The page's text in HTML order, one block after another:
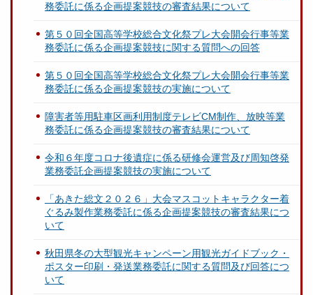
務委託に係る企画提案競技の審査結果について
第５０回全国高等学校総合文化祭プレ大会開会行事等業
務委託に係る企画提案競技に関する質問への回答
第５０回全国高等学校総合文化祭プレ大会開会行事等業
務委託に係る企画提案競技の実施について
障害者等用駐車区画利用制度テレビCM制作、放映等業
務委託に係る企画提案競技の審査結果について
令和６年度コロナ後遺症に係る研修会運営及び周知啓発
業務委託企画提案競技の実施について
「あきた総文２０２６」大会マスコットキャラクター着
ぐるみ製作業務委託に係る企画提案競技の審査結果につ
いて
秋田県冬の大型観光キャンペーン用観光ガイドブック・
ポスター印刷・発送業務委託に関する質問及び回答につ
いて